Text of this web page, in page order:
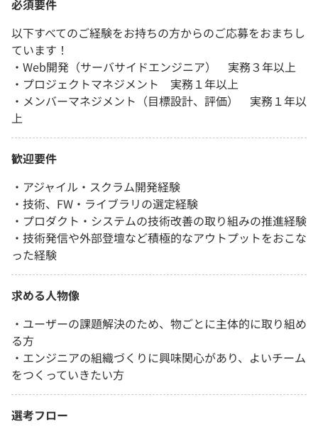
必須要件
以下すべてのご経験をお持ちの方からのご応募をおまちし
ています！
・Web開発（サーバサイドエンジニア） 実務３年以上
・プロジェクトマネジメント 実務１年以上
・メンバーマネジメント（目標設計、評価） 実務１年以
上
歓迎要件
・アジャイル・スクラム開発経験
・技術、FW・ライブラリの選定経験
・プロダクト・システムの技術改善の取り組みの推進経験
・技術発信や外部登壇など積極的なアウトプットをおこな
った経験
求める人物像
・ユーザーの課題解決のため、物ごとに主体的に取り組め
る方
・エンジニアの組織づくりに興味関心があり、よいチーム
をつくっていきたい方
選考フロー